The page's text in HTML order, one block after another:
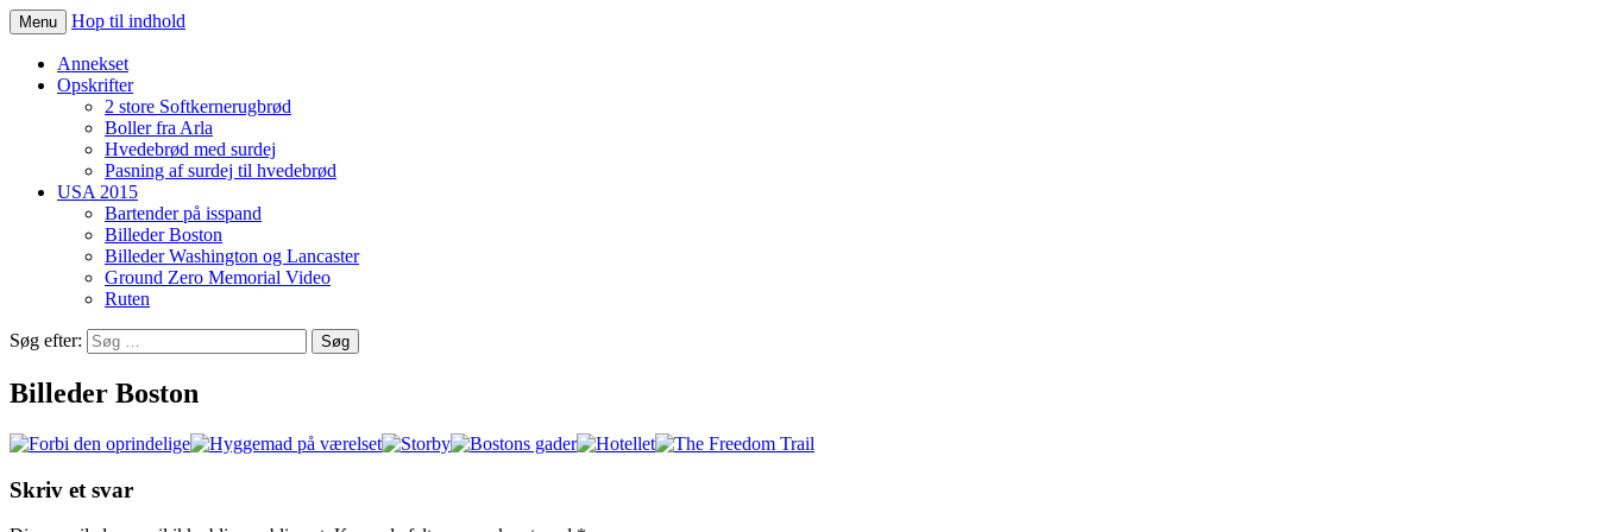
jegsen.dk
Menu Hop til indhold
Annekset
Opskrifter
2 store Softkernerugbrød
Boller fra Arla
Hvedebrød med surdej
Pasning af surdej til hvedebrød
USA 2015
Bartender på isspand
Billeder Boston
Billeder Washington og Lancaster
Ground Zero Memorial Video
Ruten
Søg efter:
Billeder Boston
Skriv et svar